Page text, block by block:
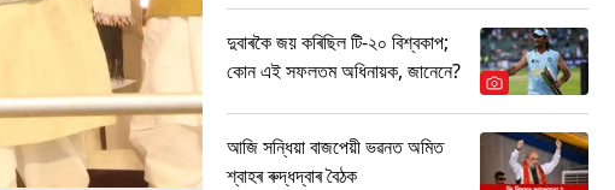
দুবাৰকৈ জয় কৰিছিল টি-২০ বিশ্বকাপ;
কোন এই সফলতম অধিনায়ক, জানেনে?
আজি সন্ধিয়া বাজপেয়ী ভৱনত অমিত
শ্বাহৰ ৰুদ্ধদ্বাৰ বৈঠক